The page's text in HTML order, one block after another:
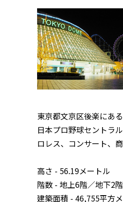
東京都文京区後楽にあ
日本プロ野球セントラ
ロレス、コンサート、
高さ - 56.19メートル
階数 - 地上6階／地下2階
建築面積 - 46,755平方